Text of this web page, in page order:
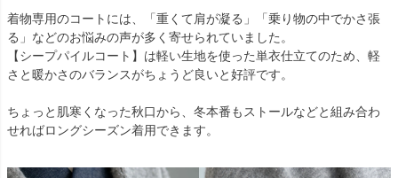
着物専用のコートには、「重くて肩が凝る」「乗り物の中でかさ張
る」などのお悩みの声が多く寄せられていました。
【シープパイルコート】は軽い生地を使った単衣仕立てのため、軽
さと暖かさのバランスがちょうど良いと好評です。
ちょっと肌寒くなった秋口から、冬本番もストールなどと組み合わ
せればロングシーズン着用できます。